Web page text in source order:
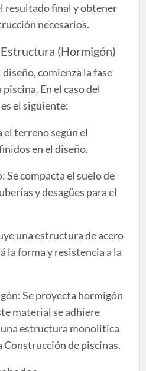
resultado final y obtener
necesarios.
(Hormigón)
comienza la fase
En el caso del
el siguiente:
el terreno según el
en el diseño.
Se compacta el suelo de
y desagües para el
una estructura de acero
la forma y resistencia a la
Se proyecta hormigón
material se adhiere
estructura monolítica
Construcción de piscinas.